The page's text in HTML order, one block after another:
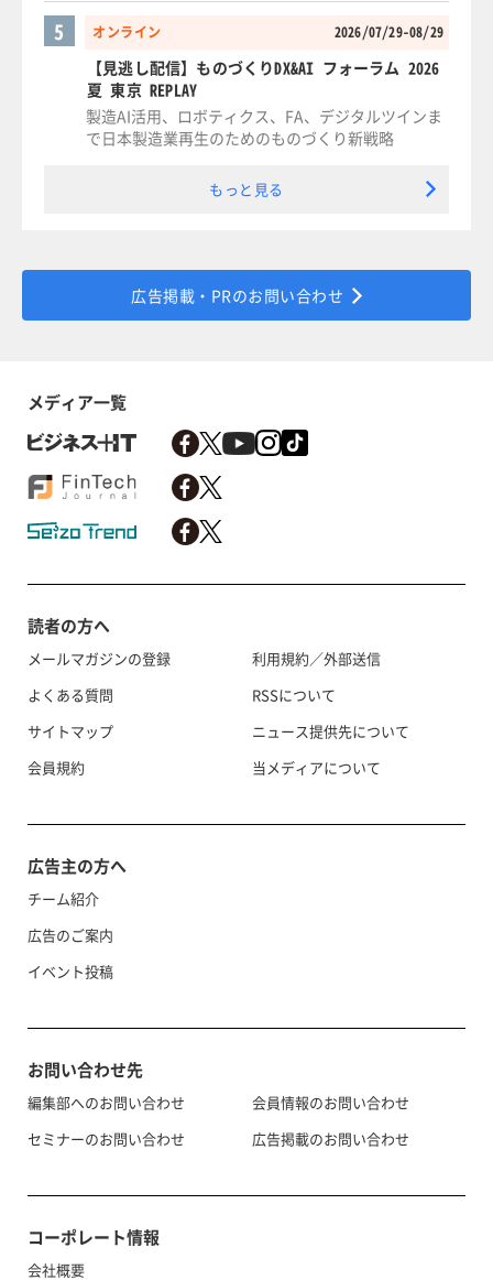
オンライン 2026/07/29-08/29
5
【見逃し配信】ものづくりDX&AI フォーラム 2026
夏 東京 REPLAY
製造AI活用、ロボティクス、FA、デジタルツインま
で日本製造業再生のためのものづくり新戦略
もっと見る
広告掲載・PRのお問い合わせ
メディア一覧
読者の方へ
メールマガジンの登録
よくある質問
サイトマップ
会員規約
利用規約／外部送信
RSSについて
ニュース提供先について
当メディアについて
広告主の方へ
チーム紹介
広告のご案内
イベント投稿
お問い合わせ先
編集部へのお問い合わせ
セミナーのお問い合わせ
会員情報のお問い合わせ
広告掲載のお問い合わせ
コーポレート情報
会社概要